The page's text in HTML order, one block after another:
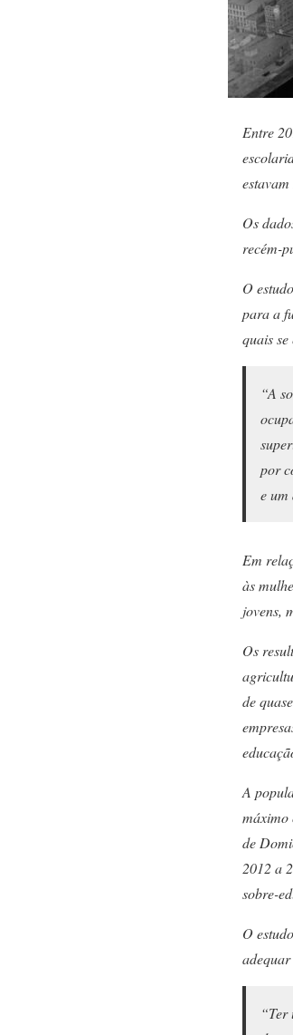
Entre
Os
recém-
O
para a
quais
“A
por
e um
Em
às
jovens,
Os
de
A
máximo
de
2012 a
sobre-
O
“Ter